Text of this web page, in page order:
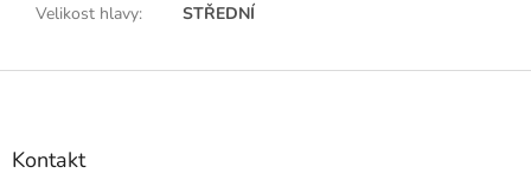
Velikost hlavy: STŘEDNÍ
Z
Kontakt